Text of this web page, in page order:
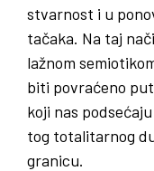
stvarnost i u
tačaka. Na taj
lažnom
biti povraćeno
koji nas
tog totalitarnog
granicu.